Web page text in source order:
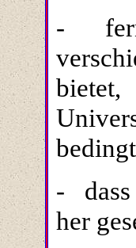
-
-
her